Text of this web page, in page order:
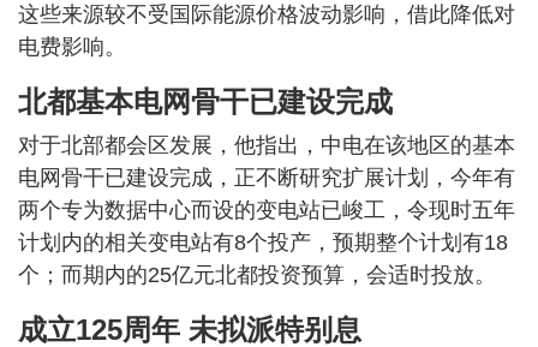
这些来源较不受国际能源价格波动影响，借此降低对
电费影响。
北都基本电网骨干已建设完成
对于北部都会区发展，他指出，中电在该地区的基本
电网骨干已建设完成，正不断研究扩展计划，今年有
两个专为数据中心而设的变电站已峻工，令现时五年
计划内的相关变电站有8个投产，预期整个计划有18
个；而期内的25亿元北都投资预算，会适时投放。
成立125周年 未拟派特别息